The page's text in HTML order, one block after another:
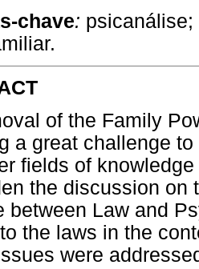
chave:
of the Family
a great challenge
fields of
the discussion on
between Law and
the laws in the
were